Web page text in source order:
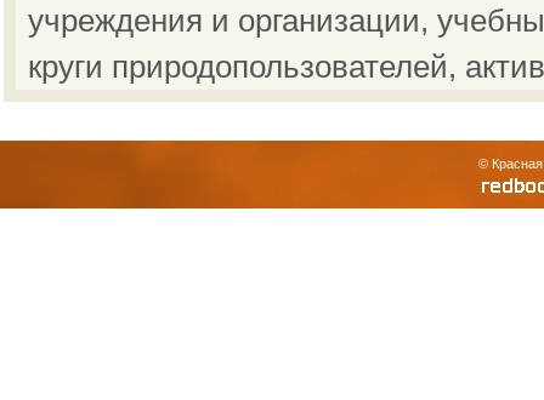
учреждения и организации,
круги природопользователей,
©